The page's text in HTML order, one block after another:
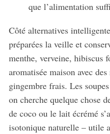
que l’alimentation
Côté alternatives
préparées la veille et
menthe, verveine, hibiscus
aromatisée maison avec
gingembre frais. Les
on cherche quelque chose
de coco ou le lait écrémé
isotonique naturelle – utile